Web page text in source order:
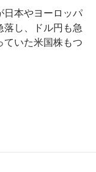
日本やヨーロッパ
し、ドル円も急
ていた米国株もつ
落の可能性、新型